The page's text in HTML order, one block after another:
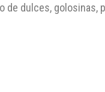
de dulces, golosinas,